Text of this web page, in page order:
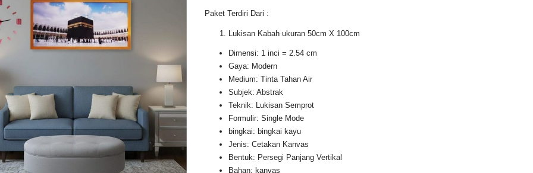
Rp125.000.
Paket Terdiri Dari :
Lukisan Kabah ukuran 50cm X 100cm
Dimensi: 1 inci = 2.54 cm
Gaya: Modern
Medium: Tinta Tahan Air
Subjek: Abstrak
Teknik: Lukisan Semprot
Formulir: Single Mode
bingkai: bingkai kayu
Jenis: Cetakan Kanvas
Bentuk: Persegi Panjang Vertikal
Bahan: kanvas